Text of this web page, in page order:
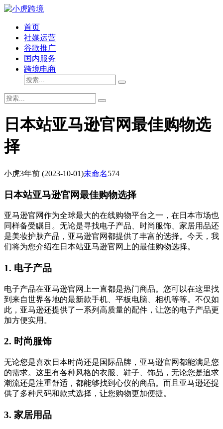
首页
社媒运营
谷歌推广
国内服务
跨境电商
日本站亚马逊官网最佳购物选
择
小虎3年前 (2023-10-01)未命名574
日本站亚马逊官网最佳购物选择
亚马逊官网作为全球最大的在线购物平台之一，在日本市场也
同样备受瞩目。无论是寻找电子产品、时尚服饰、家居用品还
是美妆护肤产品，亚马逊官网都提供了丰富的选择。今天，我
们将为您介绍在日本站亚马逊官网上的最佳购物选择。
1. 电子产品
电子产品在亚马逊官网上一直都是热门商品。您可以在这里找
到来自世界各地的最新款手机、平板电脑、相机等等。不仅如
此，亚马逊还提供了一系列高质量的配件，让您的电子产品更
加方便实用。
2. 时尚服饰
无论您是喜欢日本时尚还是国际品牌，亚马逊官网都能满足您
的需求。这里有各种风格的衣服、鞋子、饰品，无论您是追求
潮流还是注重舒适，都能够找到心仪的商品。而且亚马逊还提
供了多种尺码和款式选择，让您购物更加便捷。
3. 家居用品